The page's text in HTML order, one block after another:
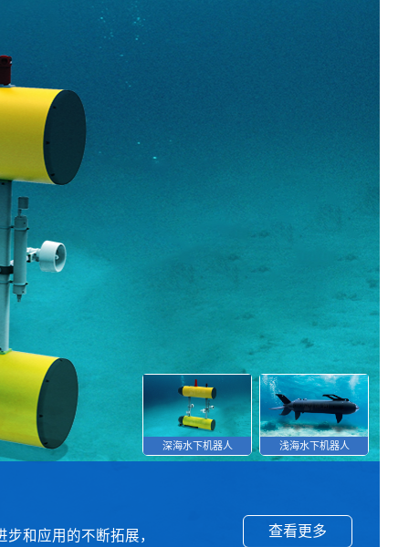
深海水下机器人 浅海水下机器人
和应用的不断拓展，
查看更多
高效开展。显示器安装在
查看更多
以便在各种环境中执行 查看更多
该法兰兼容ATI六维力传 查看更多
维材料组合而成。航天 查看更多
度较低。而精密微型电
查看更多